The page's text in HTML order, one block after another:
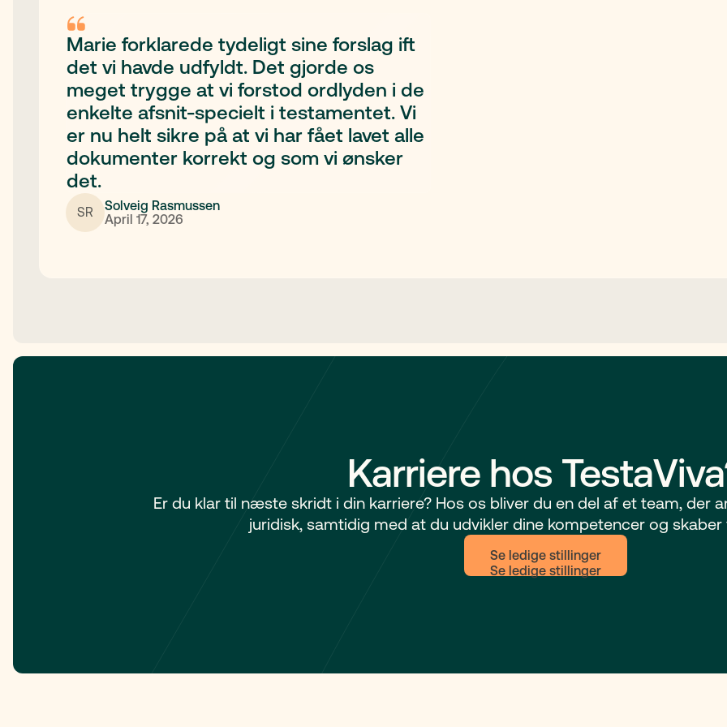
Marie forklarede tydeligt sine forslag ift
det vi havde udfyldt. Det gjorde os
meget trygge at vi forstod ordlyden i de
enkelte afsnit-specielt i testamentet. Vi
er nu helt sikre på at vi har fået lavet alle
dokumenter korrekt og som vi ønsker
det.
SR
Solveig Rasmussen
April 17, 2026
Karriere hos
Er du klar til næste skridt i din karriere? Hos os bliver du en del af et team, der
juridisk, samtidig med at du udvikler dine kompetencer og
Se ledige stillinger